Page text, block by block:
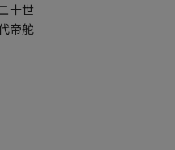
十世
帝舵